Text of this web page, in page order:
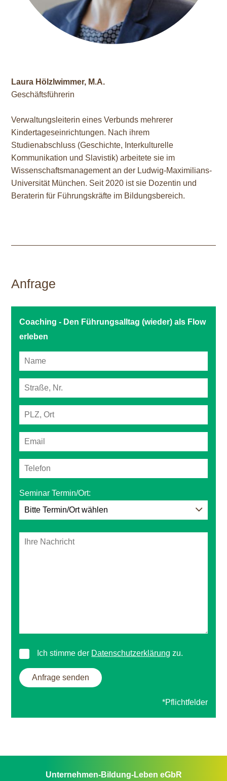
Laura Hölzlwimmer, M.A.
Geschäftsführerin
Verwaltungsleiterin eines Verbunds mehrerer
Kindertageseinrichtungen. Nach ihrem
Studienabschluss (Geschichte, Interkulturelle
Kommunikation und Slavistik) arbeitete sie im
Wissenschaftsmanagement an der Ludwig-Maximilians-
Universität München. Seit 2020 ist sie Dozentin und
Beraterin für Führungskräfte im Bildungsbereich.
Anfrage
Coaching - Den Führungsalltag (wieder) als Flow
erleben
Seminar Termin/Ort:
Ich stimme der Datenschutzerklärung zu.
*Pflichtfelder
Unternehmen-Bildung-Leben eGbR